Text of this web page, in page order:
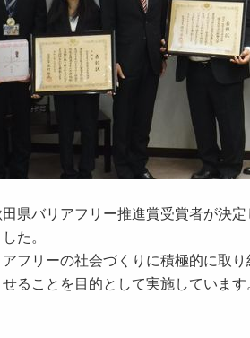
県バリアフリー推進賞受賞者が決
た。
フリーの社会づくりに積極的に取
ることを目的として実施しています